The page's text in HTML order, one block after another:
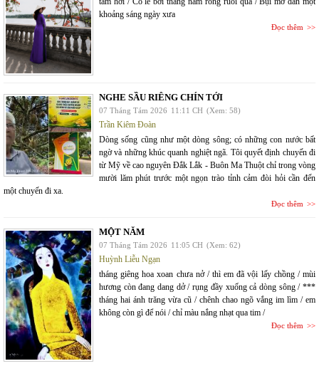
khoảng sáng ngày xưa
Đọc thêm
NGHE SẦU RIÊNG CHÍN TỚI
07 Tháng Tám 2026 11:11 CH (Xem: 58)
Trần Kiêm Đoàn
Dòng sống cũng như một dòng sông; có những con nước bất
ngờ và những khúc quanh nghiệt ngã. Tôi quyết định chuyến đi
từ Mỹ về cao nguyên Đắk Lắk - Buôn Ma Thuột chỉ trong vòng
mười lăm phút trước một ngọn trào tỉnh cảm đòi hỏi cần đến
một chuyến đi xa.
Đọc thêm
MỘT NĂM
07 Tháng Tám 2026 11:05 CH (Xem: 62)
Huỳnh Liễu Ngạn
tháng giêng hoa xoan chưa nở / thì em đã vội lấy chồng / mùi
hương còn đang dang dở / rụng đầy xuống cả dòng sông / ***
tháng hai ánh trăng vừa cũ / chênh chao ngõ vắng im lìm / em
không còn gì để nói / chỉ màu nắng nhạt qua tim /
Đọc thêm